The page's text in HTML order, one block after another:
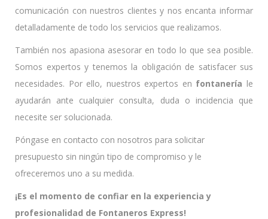
comunicación con nuestros clientes y nos encanta informar
detalladamente de todo los servicios que realizamos.
También nos apasiona asesorar en todo lo que sea posible.
Somos expertos y tenemos la obligación de satisfacer sus
necesidades. Por ello, nuestros expertos en fontanería le
ayudarán ante cualquier consulta, duda o incidencia que
necesite ser solucionada.
Póngase en contacto con nosotros para solicitar
presupuesto sin ningún tipo de compromiso y le
ofreceremos uno a su medida.
¡Es el momento de confiar en la experiencia y
profesionalidad de Fontaneros Express!